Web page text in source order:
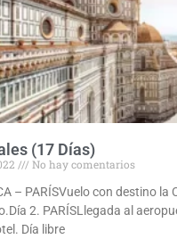
(17 Días)
No hay comentarios
– PARÍSVuelo con destino la
2. PARÍSLlegada al
Día libre